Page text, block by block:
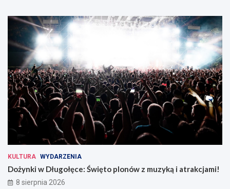
KULTURA WYDARZENIA
Dożynki w Długołęce: Święto plonów z muzyką i atrakcjami!
8 sierpnia 2026